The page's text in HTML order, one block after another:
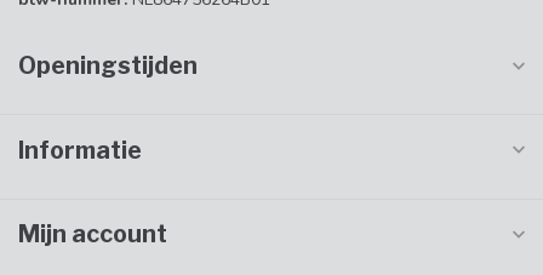
Openingstijden
Informatie
Mijn account